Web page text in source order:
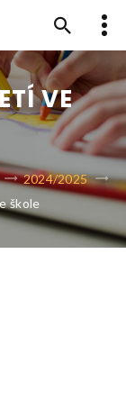
VE
2024/2025
škole